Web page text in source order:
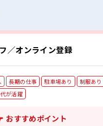
／オンライン登録
長期の仕事 駐車場あり 制服あり
が活躍
おすすめポイント